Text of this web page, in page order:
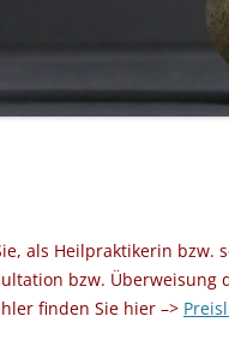
als Heilpraktikerin bzw.
bzw.
finden Sie hier –>